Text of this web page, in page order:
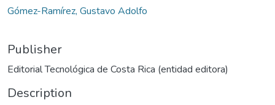
Gómez-Ramírez, Gustavo Adolfo
Publisher
Editorial Tecnológica de Costa Rica (entidad editora)
Description